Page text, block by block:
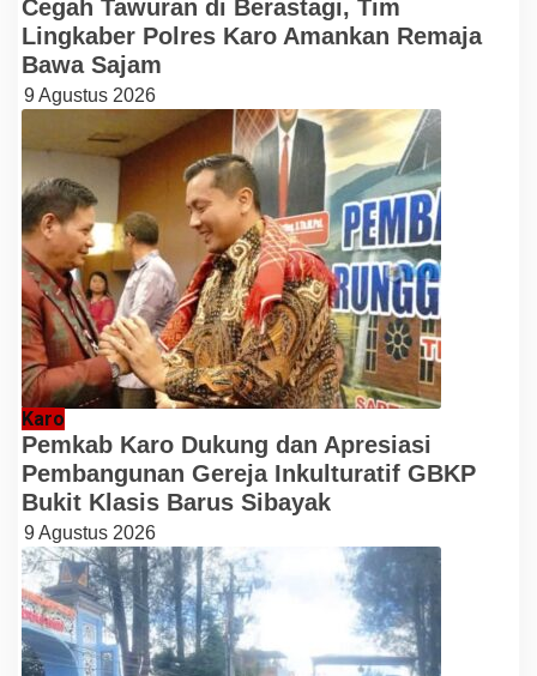
Cegah Tawuran di Berastagi, Tim
Lingkaber Polres Karo Amankan Remaja
Bawa Sajam
9 Agustus 2026
Karo
Pemkab Karo Dukung dan Apresiasi
Pembangunan Gereja Inkulturatif GBKP
Bukit Klasis Barus Sibayak
9 Agustus 2026